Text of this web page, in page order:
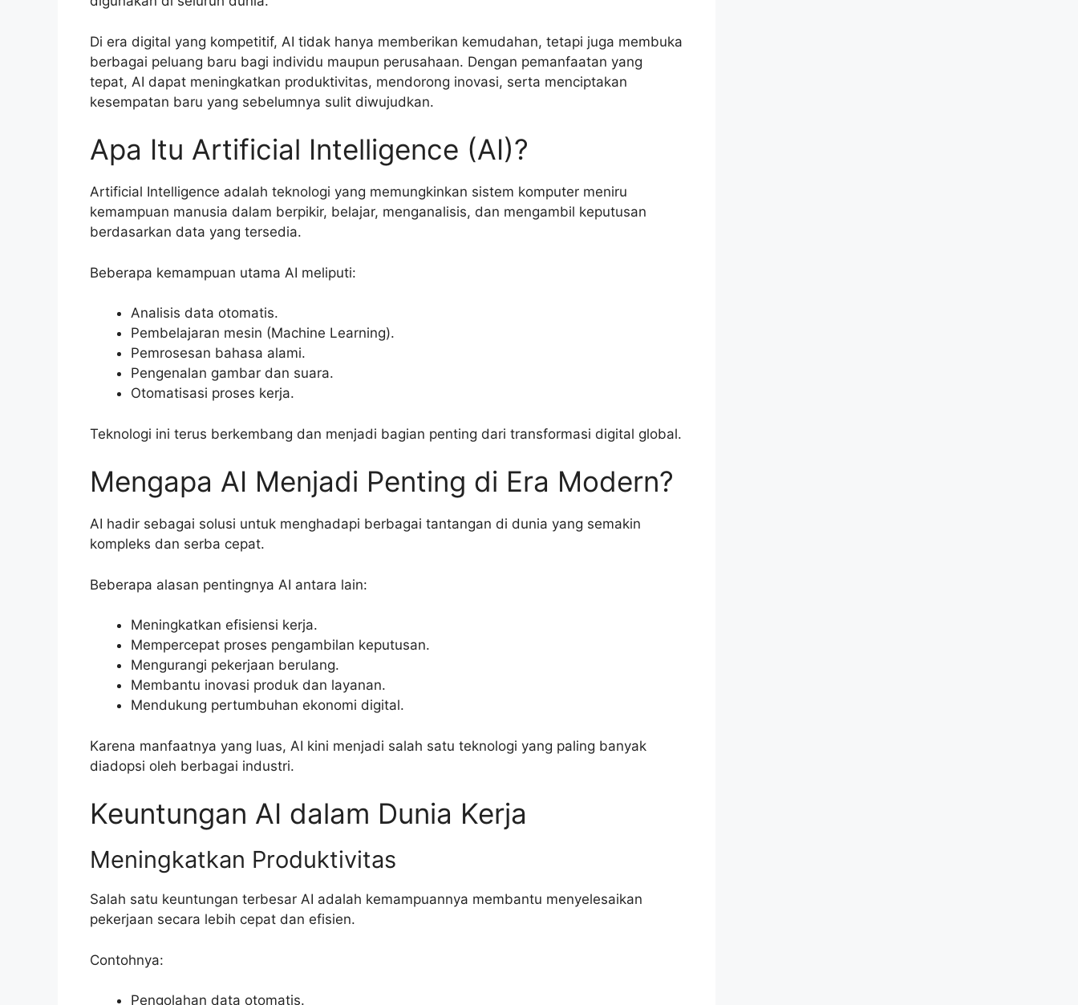
Di era digital yang kompetitif, AI tidak hanya memberikan kemudahan, tetapi juga membuka
berbagai peluang baru bagi individu maupun perusahaan. Dengan pemanfaatan yang
tepat, AI dapat meningkatkan produktivitas, mendorong inovasi, serta menciptakan
kesempatan baru yang sebelumnya sulit diwujudkan.
Apa Itu Artificial Intelligence (AI)?
Artificial Intelligence adalah teknologi yang memungkinkan sistem komputer meniru
kemampuan manusia dalam berpikir, belajar, menganalisis, dan mengambil keputusan
berdasarkan data yang tersedia.
Beberapa kemampuan utama AI meliputi:
Analisis data otomatis.
Pembelajaran mesin (Machine Learning).
Pemrosesan bahasa alami.
Pengenalan gambar dan suara.
Otomatisasi proses kerja.
Teknologi ini terus berkembang dan menjadi bagian penting dari transformasi digital global.
Mengapa AI Menjadi Penting di Era Modern?
AI hadir sebagai solusi untuk menghadapi berbagai tantangan di dunia yang semakin
kompleks dan serba cepat.
Beberapa alasan pentingnya AI antara lain:
Meningkatkan efisiensi kerja.
Mempercepat proses pengambilan keputusan.
Mengurangi pekerjaan berulang.
Membantu inovasi produk dan layanan.
Mendukung pertumbuhan ekonomi digital.
Karena manfaatnya yang luas, AI kini menjadi salah satu teknologi yang paling banyak
diadopsi oleh berbagai industri.
Keuntungan AI dalam Dunia Kerja
Meningkatkan Produktivitas
Salah satu keuntungan terbesar AI adalah kemampuannya membantu menyelesaikan
pekerjaan secara lebih cepat dan efisien.
Contohnya:
Pengolahan data otomatis.